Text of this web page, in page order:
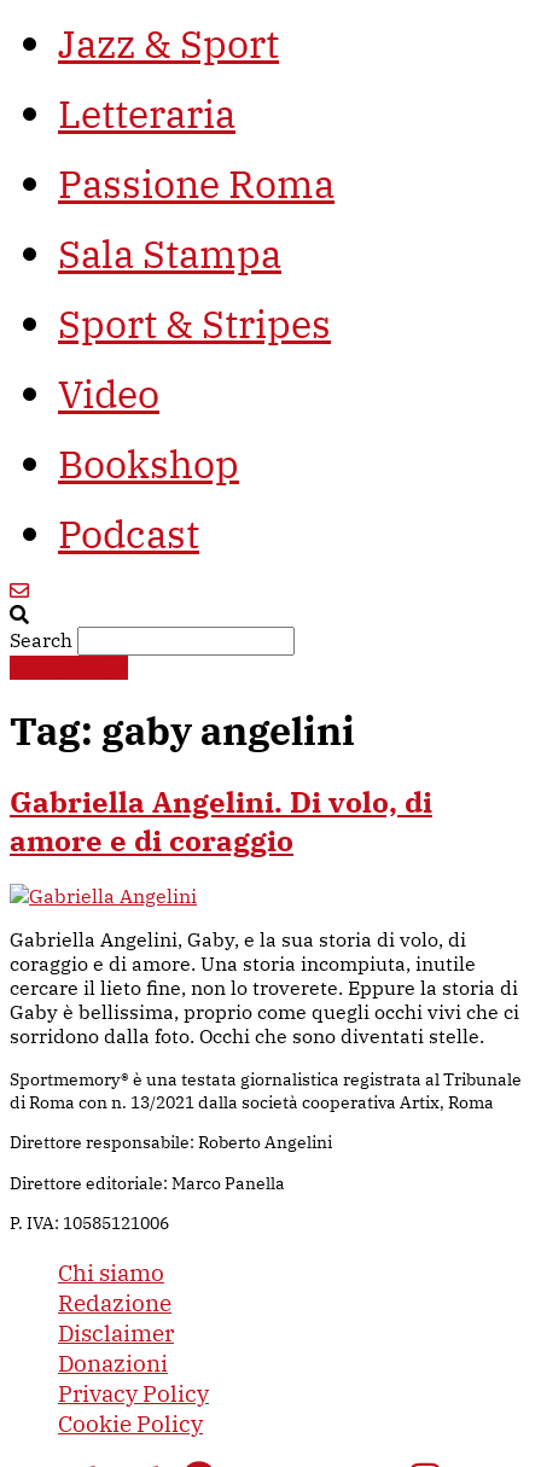
Jazz & Sport
Letteraria
Passione Roma
Sala Stampa
Sport & Stripes
Video
Bookshop
Podcast
Search
Tag: gaby angelini
Gabriella Angelini. Di volo, di
amore e di coraggio
Gabriella Angelini, Gaby, e la sua storia di volo, di
coraggio e di amore. Una storia incompiuta, inutile
cercare il lieto fine, non lo troverete. Eppure la storia di
Gaby è bellissima, proprio come quegli occhi vivi che ci
sorridono dalla foto. Occhi che sono diventati stelle.
Sportmemory® è una testata giornalistica registrata al Tribunale
di Roma con n. 13/2021 dalla società cooperativa Artix, Roma
Direttore responsabile: Roberto Angelini
Direttore editoriale: Marco Panella
P. IVA: 10585121006
Chi siamo
Redazione
Disclaimer
Donazioni
Privacy Policy
Cookie Policy